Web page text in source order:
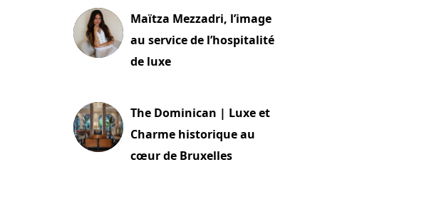
Maïtza Mezzadri, l’image
au service de l’hospitalité
de luxe
The Dominican | Luxe et
Charme historique au
cœur de Bruxelles